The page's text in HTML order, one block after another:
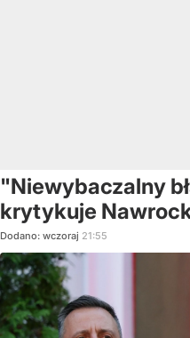
"Niewybaczalny
krytykuje
Dodano: wczoraj 21:55